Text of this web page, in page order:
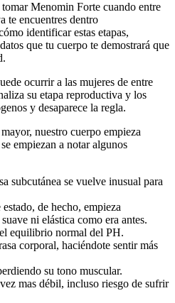
Menomin Forte cuando entre
te encuentres dentro
identificar estas etapas,
que tu cuerpo te demostrará que
ocurrir a las mujeres de entre
su etapa reproductiva y los
y desaparece la regla.
nuestro cuerpo empieza
empiezan a notar algunos
subcutánea se vuelve inusual para
de hecho, empieza
ni elástica como era antes.
equilibrio normal del PH.
corporal, haciéndote sentir más
su tono muscular.
mas débil, incluso riesgo de sufrir